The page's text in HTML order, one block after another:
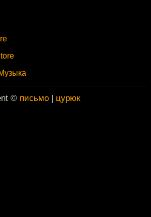
© письмо | цурюк